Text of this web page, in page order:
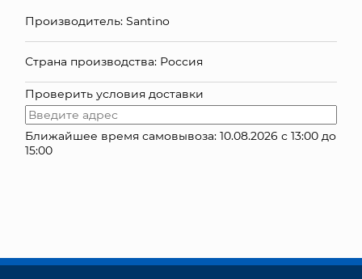
КОНТАКТЫ
Производитель: Santino
Страна производства: Россия
Проверить условия доставки
Ближайшее время самовывоза: 10.08.2026 с 13:00 до
15:00